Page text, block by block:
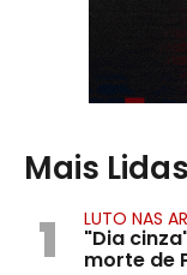
Mais Lidas
1 LUTO NAS
"Dia
morte de